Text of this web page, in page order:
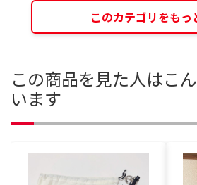
このカテゴリをもっ
この商品を見た人はこ
います